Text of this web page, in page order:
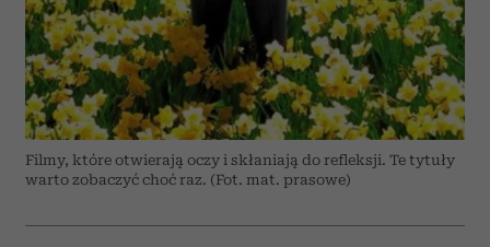
Filmy, które otwierają oczy i skłaniają do refleksji. Te tytuły
warto zobaczyć choć raz. (Fot. mat. prasowe)